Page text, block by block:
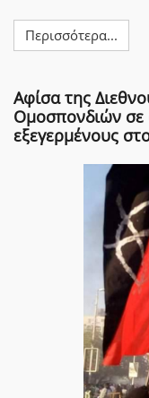
Περισσότερα...
Αφίσα της
Ομοσπονδιών σε
εξεγερμένους